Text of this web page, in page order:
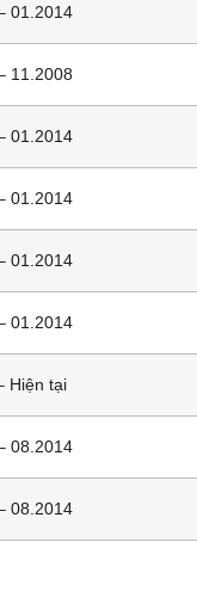
01.2014
11.2008
01.2014
01.2014
01.2014
01.2014
Hiện tại
08.2014
08.2014